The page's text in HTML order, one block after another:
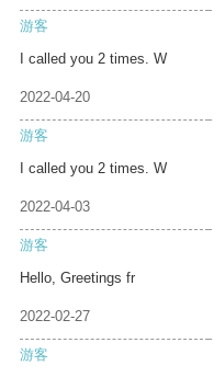
游客
I called you 2 times. W
2022-04-20
游客
I called you 2 times. W
2022-04-03
游客
Hello, Greetings fr
2022-02-27
游客